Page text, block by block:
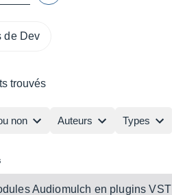
de Dev
trouvés
non Auteurs Types
Audiomulch en plugins VST